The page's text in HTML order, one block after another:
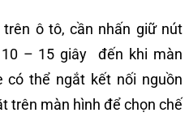
ô tô, cần nhấn giữ nút
– 15 giây đến khi màn
có thể ngắt kết nối nguồn
trên màn hình để chọn chế